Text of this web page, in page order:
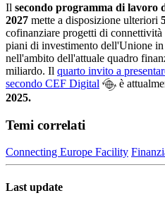
Il secondo programma di lavoro
2027 mette a disposizione ulteriori
cofinanziare progetti di
piani di investimento dell'Unione
nell'ambito dell'attuale quadro
miliardo. Il quarto invito a
secondo CEF Digital
è
2025.
Temi correlati
Connecting Europe Facility
Last update